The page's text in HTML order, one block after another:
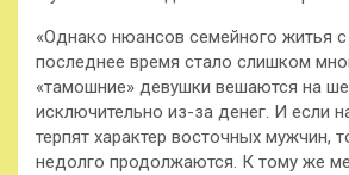
«Однако нюансов семейного житья с
последнее время стало слишком
«тамошние» девушки вешаются на
исключительно из-за денег. И если
терпят характер восточных мужчин,
недолго продолжаются. К тому же